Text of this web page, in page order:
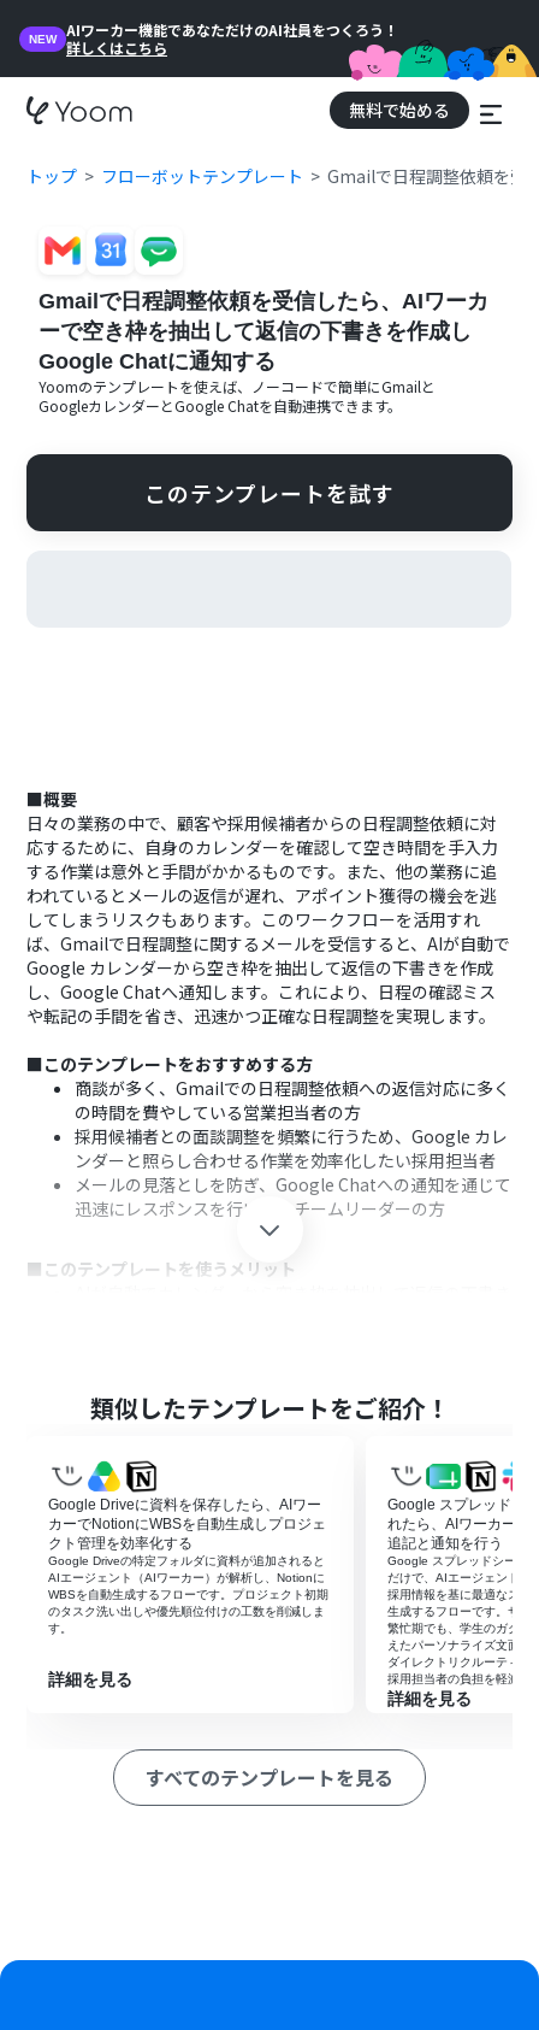
NEW
AIワーカー機能であなただけのAI社員をつくろう！
詳しくはこちら
無料で始める
トップ フローボットテンプレート Gmailで日程調整依頼を受
Gmailで日程調整依頼を受信したら、AIワーカ
ーで空き枠を抽出して返信の下書きを作成し
Google Chatに通知する
Yoomのテンプレートを使えば、ノーコードで簡単にGmailと
GoogleカレンダーとGoogle Chatを自動連携できます。
このテンプレートを試す
■概要
日々の業務の中で、顧客や採用候補者からの日程調整依頼に対
応するために、自身のカレンダーを確認して空き時間を手入力
する作業は意外と手間がかかるものです。また、他の業務に追
われているとメールの返信が遅れ、アポイント獲得の機会を逃
してしまうリスクもあります。このワークフローを活用すれ
ば、Gmailで日程調整に関するメールを受信すると、AIが自動で
Google カレンダーから空き枠を抽出して返信の下書きを作成
し、Google Chatへ通知します。これにより、日程の確認ミス
や転記の手間を省き、迅速かつ正確な日程調整を実現します。
■このテンプレートをおすすめする方
商談が多く、Gmailでの日程調整依頼への返信対応に多く
の時間を費やしている営業担当者の方
採用候補者との面談調整を頻繁に行うため、Google カレ
ンダーと照らし合わせる作業を効率化したい採用担当者
メールの見落としを防ぎ、Google Chatへの通知を通じて
迅速にレスポンスを行いたいチームリーダーの方
■このテンプレートを使うメリット
エラーを防止します。
■フローボットの流れ
はじめに、Gmail、Google カレンダー、Google Chatを
Yoomと連携します。
次に、トリガーで、Gmailの「特定のキーワードに一致す
るメールを受信したら」というアクションを設定します。
最後に、AIワーカーで、Google カレンダーから空き時間
を抽出してGmailでの返信の下書き作成を行うためのマニ
ュアルを作成し、Google カレンダー、Gmail、Google
Chatを使用ツールとして設定します。
※「トリガー」：フロー起動のきっかけとなるアクション、「オ
■このワークフローのカスタムポイント
類似したテンプレートをご紹介！
Google Driveに資料を保存したら、AIワー
カーでNotionにWBSを自動生成しプロジェ
クト管理を効率化する
Google Driveの特定フォルダに資料が追加されると
AIエージェント（AIワーカー）が解析し、Notionに
WBSを自動生成するフローです。プロジェクト初期
のタスク洗い出しや優先順位付けの工数を削減しま
す。
詳細を見る
Google スプレッドシ
れたら、AIワーカーで
追記と通知を行う
Google スプレッドシート
だけで、AIエージェント（
採用情報を基に最適なスカ
生成するフローです。サマ
繁忙期でも、学生のガクチ
えたパーソナライズ文面を
ダイレクトリクルーティン
採用担当者の負担を軽減し
詳細を見る
すべてのテンプレートを見る